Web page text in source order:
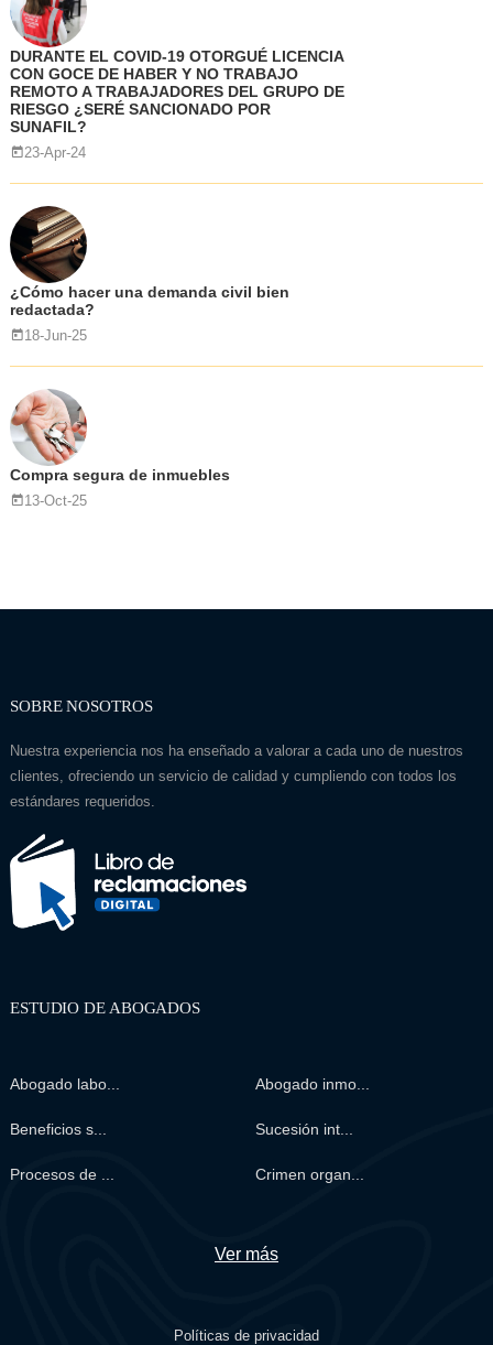
DURANTE EL COVID-19 OTORGUÉ LICENCIA
CON GOCE DE HABER Y NO TRABAJO
REMOTO A TRABAJADORES DEL GRUPO DE
RIESGO ¿SERÉ SANCIONADO POR
SUNAFIL?
23-Apr-24
¿Cómo hacer una demanda civil bien
redactada?
18-Jun-25
Compra segura de inmuebles
13-Oct-25
SOBRE NOSOTROS
Nuestra experiencia nos ha enseñado a valorar a cada uno de nuestros
clientes, ofreciendo un servicio de calidad y cumpliendo con todos los
estándares requeridos.
ESTUDIO DE ABOGADOS
Abogado labo... Abogado inmo...
Beneficios s... Sucesión int...
Procesos de ... Crimen organ...
Ver más
Políticas de privacidad